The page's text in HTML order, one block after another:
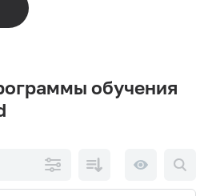
обучения
возрастанию
10 на
странице